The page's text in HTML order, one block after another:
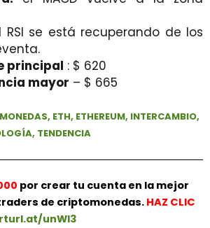
RSI se está recuperando de los
principal : $ 620
mayor – $ 665
, ETH, ETHEREUM, INTERCAMBIO,
, TENDENCIA
por crear tu cuenta en la mejor
de criptomonedas. HAZ CLIC
unWl3